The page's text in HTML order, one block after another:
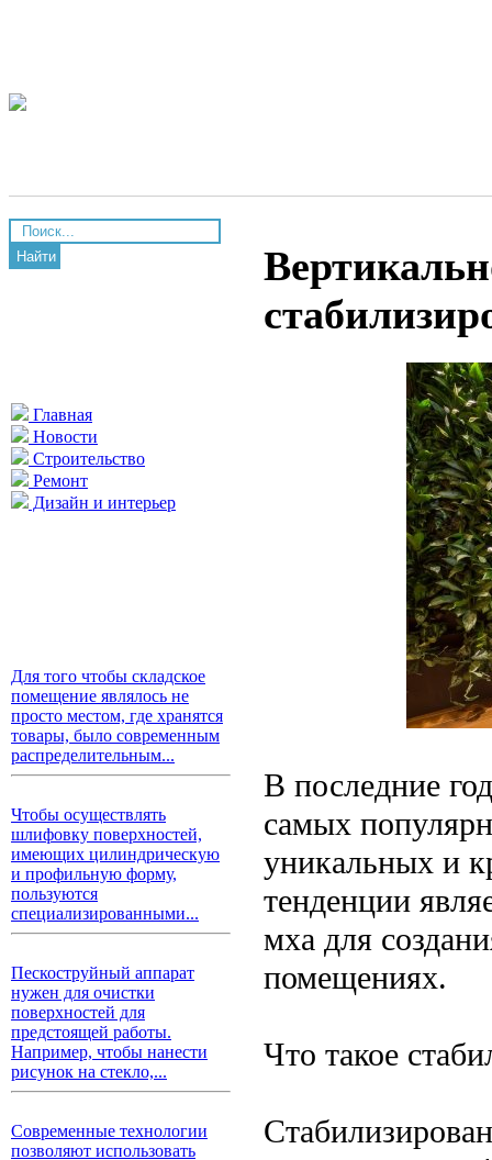
Найти
Главная
Новости
Строительство
Ремонт
Дизайн и интерьер
Для того чтобы складское
помещение являлось не
просто местом, где хранятся
товары, было современным
распределительным...
Чтобы осуществлять
шлифовку поверхностей,
имеющих цилиндрическую
и профильную форму,
пользуются
специализированными...
Пескоструйный аппарат
нужен для очистки
поверхностей для
предстоящей работы.
Например, чтобы нанести
рисунок на стекло,...
Современные технологии
позволяют использовать
В последние
самых
уникальных и
тенденции
мха для
помещениях.
Что такое